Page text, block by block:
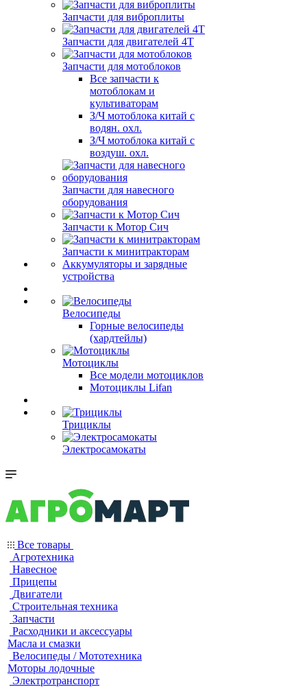
Запчасти для виброплиты
Запчасти для двигателей 4Т
Запчасти для мотоблоков
Все запчасти к
мотоблокам и
культиваторам
З/Ч мотоблока китай с
водян. охл.
З/Ч мотоблока китай с
воздуш. охл.
Запчасти для навесного
оборудования
Запчасти к Мотор Сич
Запчасти к минитракторам
Аккумуляторы и зарядные
устройства
Велосипеды
Горные велосипеды
(хардтейлы)
Мотоциклы
Все модели мотоциклов
Мотоциклы Lifan
Трициклы
Электросамокаты
Все товары
Агротехника
Навесное
Прицепы
Двигатели
Строительная техника
Запчасти
Расходники и аксессуары
Масла и смазки
Велосипеды / Мототехника
Моторы лодочные
Электротранспорт